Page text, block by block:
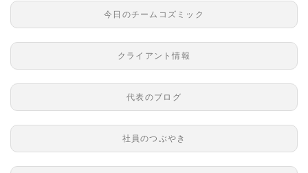
今日のチームコズミック
クライアント情報
代表のブログ
社員のつぶやき